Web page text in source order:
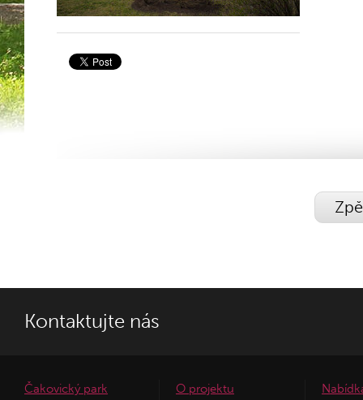
Kontaktujte nás
Čakovický park O projektu